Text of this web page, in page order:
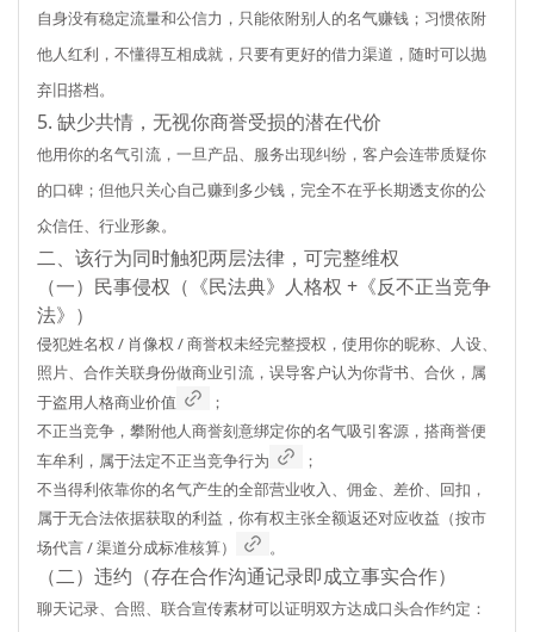
自身没有稳定流量和公信力，只能依附别人的名气赚钱；习惯依附
他人红利，不懂得互相成就，只要有更好的借力渠道，随时可以抛
弃旧搭档。
5. 缺少共情，无视你商誉受损的潜在代价
他用你的名气引流，一旦产品、服务出现纠纷，客户会连带质疑你
的口碑；但他只关心自己赚到多少钱，完全不在乎长期透支你的公
众信任、行业形象。
二、该行为同时触犯两层法律，可完整维权
（一）民事侵权（《民法典》人格权 +《反不正当竞争
法》）
侵犯姓名权 / 肖像权 / 商誉权未经完整授权，使用你的昵称、人设、
照片、合作关联身份做商业引流，误导客户认为你背书、合伙，属
于盗用人格商业价值
；
不正当竞争，攀附他人商誉刻意绑定你的名气吸引客源，搭商誉便
车牟利，属于法定不正当竞争行为
；
不当得利依靠你的名气产生的全部营业收入、佣金、差价、回扣，
属于无合法依据获取的利益，你有权主张全额返还对应收益（按市
场代言 / 渠道分成标准核算）
。
（二）违约（存在合作沟通记录即成立事实合作）
聊天记录、合照、联合宣传素材可以证明双方达成口头合作约定：